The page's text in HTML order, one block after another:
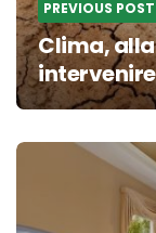
PREVIOUS POST
Clima,